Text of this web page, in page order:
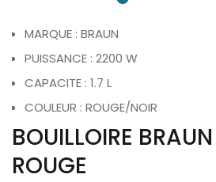
MARQUE : BRAUN
PUISSANCE : 2200 W
CAPACITE : 1.7 L
COULEUR : ROUGE/NOIR
BOUILLOIRE
ROUGE